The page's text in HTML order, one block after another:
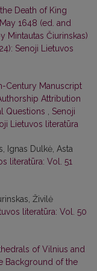
Death of King
1648 (ed. and
Mintautas Čiurinskas)
Senoji Lietuvos
Century Manuscript
Attribution
Questions , Senoji
Lietuvos literatūra
Ignas Dulkė, Asta
literatūra: Vol. 51
Živilė
literatūra: Vol. 50
of Vilnius and
Background of the